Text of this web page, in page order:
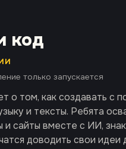
код
только запускается
о том, как создавать с
и тексты. Ребята
и сайты вместе с ИИ,
доводить свои идеи